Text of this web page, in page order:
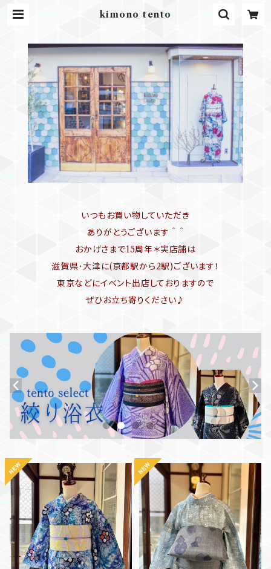
kimono tento
いつもお買い物していただき
ありがとうございます ＾ ＾
おかげさまで15周年＊実店舗は
滋賀県･大津に(京都駅から2駅)ございます！
東京などにイベント出店しておりますので
ぜひお立ち寄りください♪